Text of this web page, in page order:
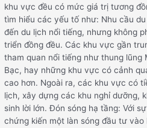
khu vực đều có mức giá trị tương
tìm hiểu các yếu tố như: Nhu cầu
đến du lịch nổi tiếng, nhưng không
triển đồng đều. Các khu vực gần
tham quan nổi tiếng như thung lũng
Bạc, hay những khu vực có cảnh
cao hơn. Ngoài ra, các khu vực có
lịch, xây dựng các khu nghỉ dưỡng,
sinh lời lớn. Đón sóng hạ tầng: Với
chứng kiến một làn sóng đầu tư